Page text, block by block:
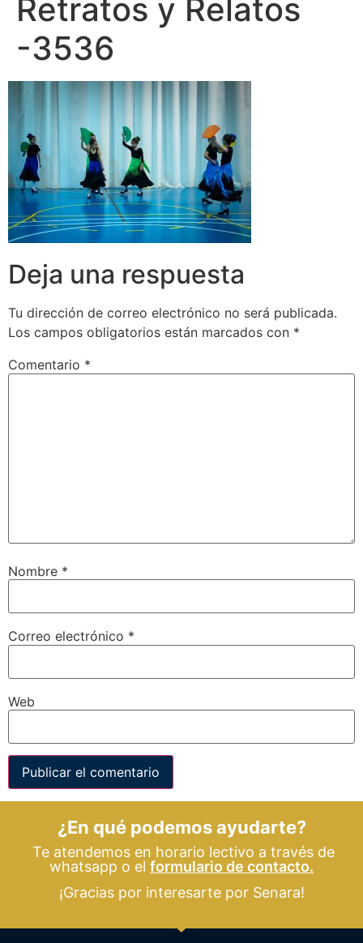
Retratos y Relatos
-3536
Deja una respuesta
Tu dirección de correo electrónico no será publicada.
Los campos obligatorios están marcados con *
Comentario *
Nombre *
Correo electrónico *
Web
¿En qué podemos ayudarte?
Te atendemos en horario lectivo a través de
whatsapp o el formulario de contacto.
¡Gracias por interesarte por Senara!